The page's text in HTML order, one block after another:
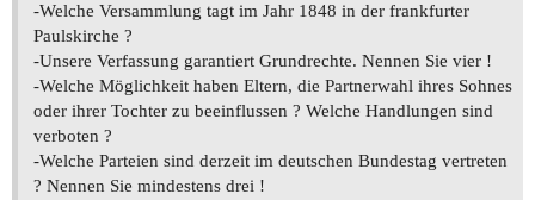
-Welche Versammlung tagt im Jahr 1848 in der frankfurter
Paulskirche ?
-Unsere Verfassung garantiert Grundrechte. Nennen Sie vier !
-Welche Möglichkeit haben Eltern, die Partnerwahl ihres Sohnes
oder ihrer Tochter zu beeinflussen ? Welche Handlungen sind
verboten ?
-Welche Parteien sind derzeit im deutschen Bundestag vertreten
? Nennen Sie mindestens drei !